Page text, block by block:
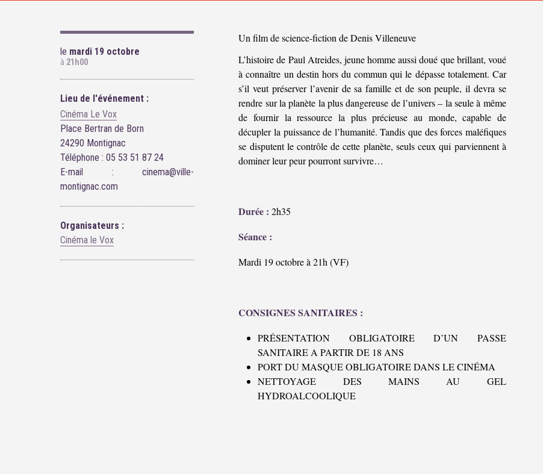
le mardi 19 octobre
à 21h00
Lieu de l'événement :
Cinéma Le Vox
Place Bertran de Born
24290 Montignac
Téléphone : 05 53 51 87 24
E-mail : cinema@ville-
montignac.com
Organisateurs :
Cinéma le Vox
Un film de science-fiction de Denis Villeneuve
L’histoire de Paul Atreides, jeune homme aussi doué que brillant, voué
à connaître un destin hors du commun qui le dépasse totalement. Car
s’il veut préserver l’avenir de sa famille et de son peuple, il devra se
rendre sur la planète la plus dangereuse de l’univers – la seule à même
de fournir la ressource la plus précieuse au monde, capable de
décupler la puissance de l’humanité. Tandis que des forces maléfiques
se disputent le contrôle de cette planète, seuls ceux qui parviennent à
dominer leur peur pourront survivre…
Durée : 2h35
Séance :
Mardi 19 octobre à 21h (VF)
CONSIGNES SANITAIRES :
PRÉSENTATION OBLIGATOIRE D’UN PASSE
SANITAIRE A PARTIR DE 18 ANS
PORT DU MASQUE OBLIGATOIRE DANS LE CINÉMA
NETTOYAGE DES MAINS AU GEL
HYDROALCOOLIQUE